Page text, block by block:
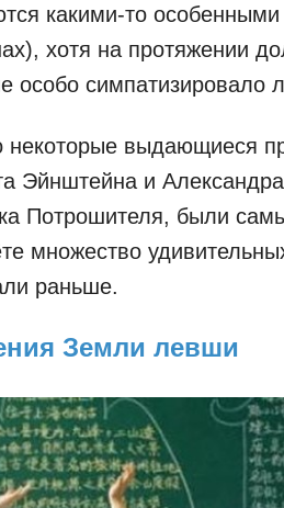
какими-то
хотя на протяжении
особо симпатизировало
некоторые выдающиеся
Эйнштейна и
Потрошителя, были
множество
раньше.
Земли левши